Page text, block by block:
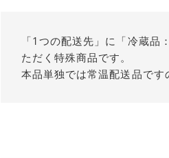
「1つの配送先」に「冷蔵品：
ただく特殊商品です。
本品単独では常温配送品で